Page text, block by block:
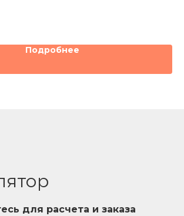
Подробнее
для расчета и заказа